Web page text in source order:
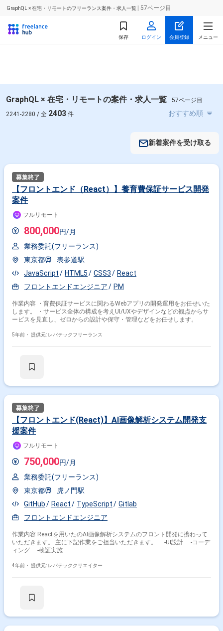
GraphQL × 在宅・リモートのフリーランス案件・求人一覧 | 57ページ目
保存 ログイン 会員登録 メニュー
GraphQL × 在宅・リモートの案件・求人一覧
57ページ目
2241-2280 / 全 2403 件
新着案件を受け取る
【フロントエンド（React）】養育費保証サービス開発
案件
フルリモート
800,000円/月
業務委託(フリーランス)
東京都
表参道駅
JavaScript
HTML5 CSS3
React
フロントエンドエンジニア
PM
作業内容 ・育費保証サービスに関わるWebアプリの開発運用をお任せいた
します。 ・サービス全体の構成を考えUI/UXやデザインなどの観点からサ
ービスを見直し、ゼロからの設計や保守・管理などをお任せします。
5年前・ 提供元: レバテックフリーランス
【フロントエンド(React)】AI画像解析システム開発支
援案件
フルリモート
750,000円/月
業務委託(フリーランス)
東京都
虎ノ門駅
GitHub
React TypeScript
Gitlab
フロントエンドエンジニア
作業内容 Reactを用いたのAI画像解析システムのフロント開発に携わって
いただきます。 主に下記作業をご担当いただきます。 -UI設計 -コーデ
ィング -検証実施
4年前・ 提供元: レバテッククリエイター